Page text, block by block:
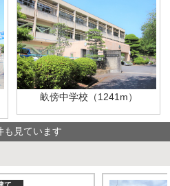
畝傍中学校（1241m）
も見ています